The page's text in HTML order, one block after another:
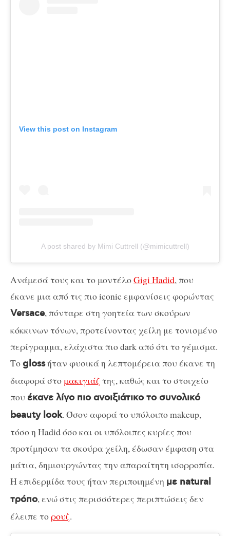
View this post on Instagram
A post shared by Mimi Cuttrell (@mimicuttrell)
Ανάμεσά τους και το μοντέλοGigi Hadid, που
έκανε μια από τις πιο iconic εμφανίσεις φορώντας
Versace, πόνταρε στη γοητεία των σκούρων
κόκκινων τόνων, προτείνοντας χείλη με τονισμένο
περίγραμμα, ελάχιστα πιο dark από ότι το γέμισμα.
Τοglossήταν φυσικά η λεπτομέρεια που έκανε τη
διαφορά στο μακιγιάζ της, καθώς και το στοιχείο
που έκανε λίγο πιο ανοιξιάτικο το συνολικό
beauty look. Όσον αφορά το υπόλοιπο makeup,
τόσο η Hadid όσο και οι υπόλοιπες κυρίες που
προτίμησαν τα σκούρα χείλη, έδωσαν έμφαση στα
μάτια, δημιουργώντας την απαραίτητη ισορροπία.
Η επιδερμίδα τους ήταν περιποιημένη με natural
τρόπο, ενώ στις περισσότερες περιπτώσεις δεν
έλειπε τορουζ.